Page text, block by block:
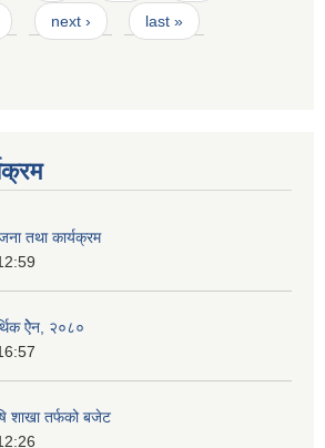
next › last »
तथा कार्यक्रम
ऐेन, २०८०
तर्फको बजेट